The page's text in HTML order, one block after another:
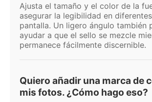
Ajusta el tamaño y el color de la
asegurar la legibilidad en
pantalla. Un ligero ángulo también
ayudar a que el sello se mezcle
permanece fácilmente discernible.
Quiero añadir una marca de
mis fotos. ¿Cómo hago eso?